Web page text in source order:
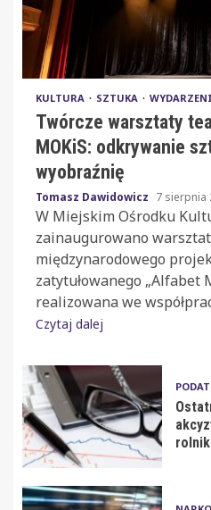
KULTURA SZTUKA
Twórcze warsztaty
MOKiS: odkrywanie
wyobraźnię
Tomasz Dawidowicz 7 sierpnia
W Miejskim Ośrodku
zainaugurowano
międzynarodowego
zatytułowanego „Alfabet
realizowana we
Czytaj dalej